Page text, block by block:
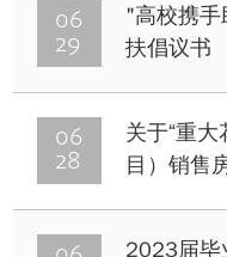
06
29
"高校携
扶倡议书
06
28
关于“重大
目）销售
2023届毕